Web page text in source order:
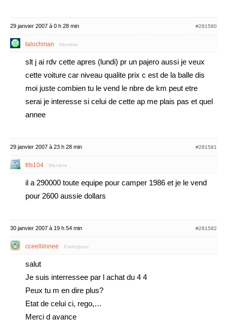
29 janvier 2007 à 0 h 28 min #281580
talochman Membre
slt j ai rdv cette apres (lundi) pr un pajero aussi je veux
cette voiture car niveau qualite prix c est de la balle dis
moi juste combien tu le vend le nbre de km peut etre
serai je interesse si celui de cette ap me plais pas et quel
annee
29 janvier 2007 à 23 h 28 min #281581
tits104 Membre
il a 290000 toute equipe pour camper 1986 et je le vend
pour 2600 aussie dollars
30 janvier 2007 à 19 h 54 min #281582
cceelliinnee Participant
salut
Je suis interressee par l achat du 4 4
Peux tu m en dire plus?
Etat de celui ci, rego,…
Merci d avance